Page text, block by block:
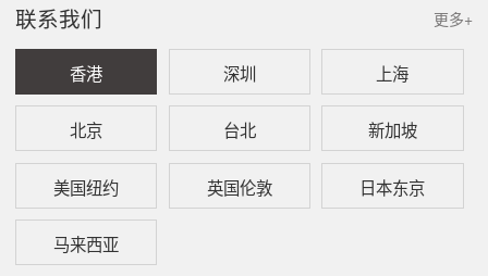
(4)
(6)
双手手指全部残废
(7)
失去双足跗跖关节以下部分
(1) 单眼失明，另一只眼视力不高于
；有显著的神经系
统功能障碍或精神障碍，只能从事特别轻易的劳务；
(2)
失去单臂腕关节以下部分
(3)
(4)
单臂完全残废
更多+
联系我们
香港 深圳 上海
北京 台北 新加坡
美国纽约 英国伦敦 日本东京
马来西亚